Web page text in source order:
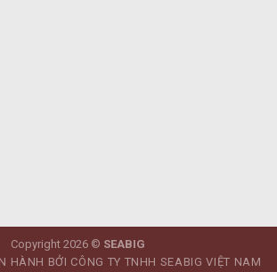
Copyright 2026 © SEABIG
HÀNH BỞI CÔNG TY TNHH SEABIG VIỆT NAM